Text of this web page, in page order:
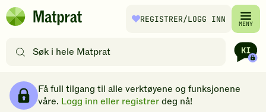
Hopp til hovedinnhold
Matprat
REGISTRER/LOGG INN MENY
etter
filtre
Få full tilgang til alle verktøyene og funksjonene
våre. Logg inn eller registrerdeg nå!